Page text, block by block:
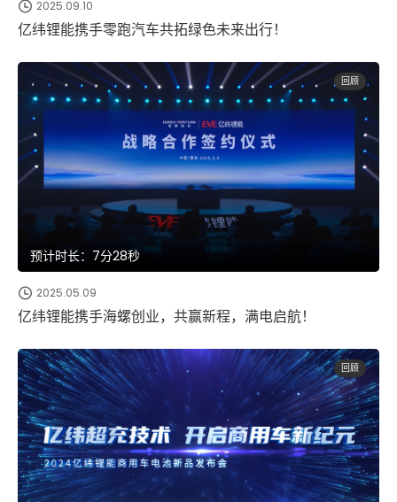
2025.09.10
亿纬锂能携手零跑汽车共拓绿色未来出行！
回顾
预计时长：7分28秒
2025.05.09
亿纬锂能携手海螺创业，共赢新程，满电启航！
回顾